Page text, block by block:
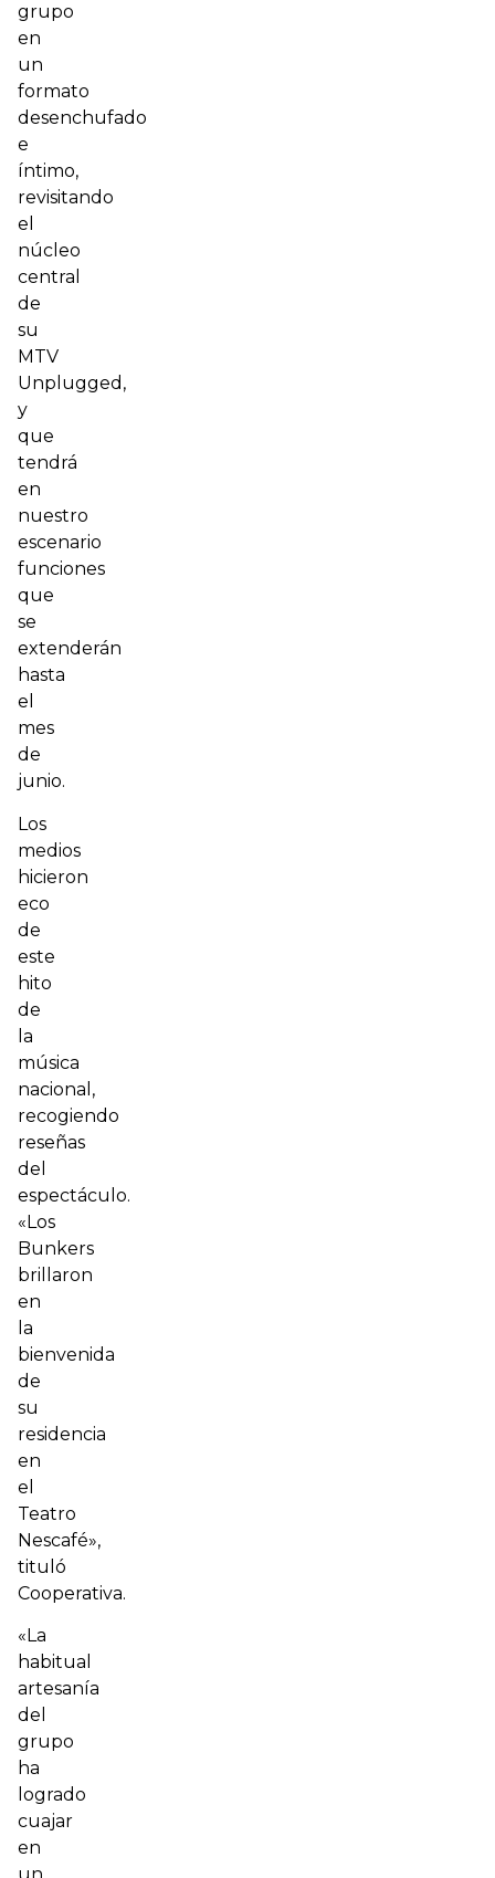
grupo
en
un
formato
desenchufado
e
íntimo,
revisitando
el
núcleo
central
de
su
MTV
Unplugged,
y
que
tendrá
en
nuestro
escenario
funciones
que
se
extenderán
hasta
el
mes
de
junio.
Los
medios
hicieron
eco
de
este
hito
de
la
música
nacional,
recogiendo
reseñas
del
espectáculo.
«Los
Bunkers
brillaron
en
la
bienvenida
de
su
residencia
en
el
Teatro
Nescafé»,
tituló
Cooperativa.
«La
habitual
artesanía
del
grupo
ha
logrado
cuajar
en